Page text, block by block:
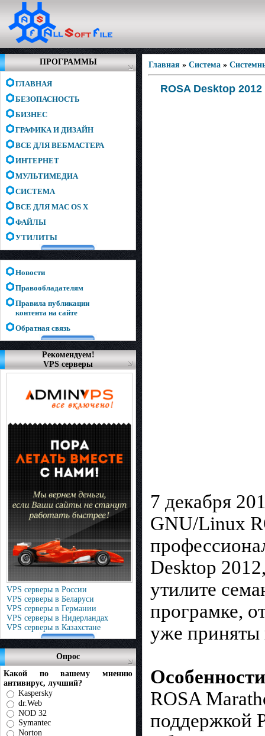
ПРОГРАММЫ
ГЛАВНАЯ
БЕЗОПАСНОСТЬ
БИЗНЕС
ГРАФИКА И ДИЗАЙН
ВСЕ ДЛЯ ВЕБМАСТЕРА
ИНТЕРНЕТ
МУЛЬТИМЕДИА
СИСТЕМА
ВСЕ ДЛЯ MAC OS X
ФАЙЛЫ
УТИЛИТЫ
Новости
Правообладателям
Правила публикации
контента на сайте
Обратная связь
Рекомендуем!
VPS серверы
VPS серверы в России
VPS серверы в Беларуси
VPS серверы в Германии
VPS серверы в Нидерландах
VPS серверы в Казахстане
Опрос
Какой по вашему мнению
антивирус, лучший?
Kaspersky
dr.Web
NOD 32
Symantec
Norton
Главная » Система »
ROSA Desktop
7 декабря
GNU/Linux
Desktop
утилите
програмке,
уже приняты
ROSA
поддержкой